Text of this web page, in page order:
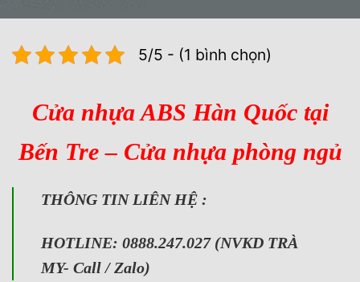
5/5 - (1 bình chọn)
Cửa nhựa ABS Hàn Quốc tại
Bến Tre – Cửa nhựa phòng ngủ
THÔNG TIN LIÊN HỆ :
HOTLINE: 0888.247.027 (NVKD TRÀ
MY- Call / Zalo)